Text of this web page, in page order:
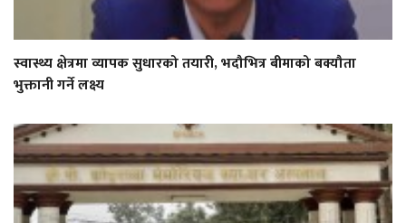
स्वास्थ्य क्षेत्रमा व्यापक सुधारको तयारी, भदौभित्र बीमाको बक्यौता
भुक्तानी गर्ने लक्ष्य